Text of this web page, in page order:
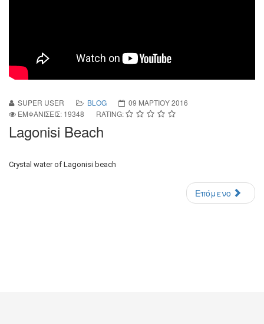
SUPER USER BLOG
09 ΜΑΡΤΊΟΥ 2016
ΕΜΦΑΝΊΣΕΙΣ: 19348
RATING:
Lagonisi Beach
Crystal water of Lagonisi beach
Επόμενο